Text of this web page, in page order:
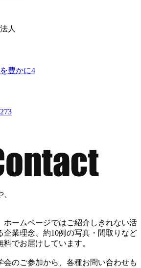
豊かに4
273
ホームページではご紹介しきれない活
企業理念、約10例の写真・間取りなど
でお届けしています。
会のご参加から、各種お問い合わせも